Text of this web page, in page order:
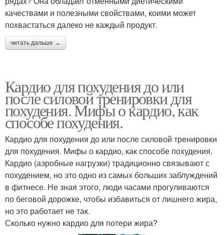
качествами и полезными свойствами, коими может
похвастаться далеко не каждый продукт.
читать дальше →
Кардио для похудения до или
после силовой тренировки для
похудения. Мифы о кардио, как
способе похудения.
Кардио для похудения до или после силовой тренировки
для похудения. Мифы о кардио, как способе похудения.
Кардио (аэробные нагрузки) традиционно связывают с
похудением, но это одно из самых больших заблуждений
в фитнесе. Не зная этого, люди часами прогуливаются
по беговой дорожке, чтобы избавиться от лишнего жира,
но это работает не так.
Сколько нужно кардио для потери жира?